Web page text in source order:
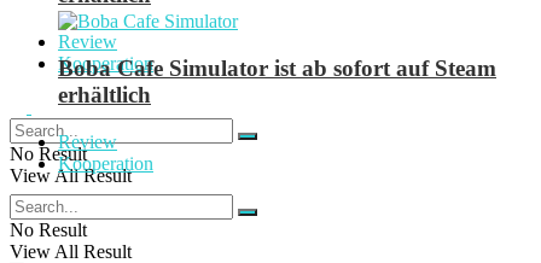
Review
Kooperation
No Result
View All Result
Boba Cafe Simulator ist ab sofort auf Steam
erhältlich
Review
Kooperation
No Result
View All Result